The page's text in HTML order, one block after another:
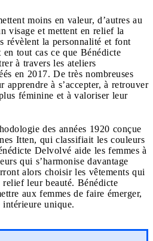
moins en valeur, d’autres au
visage et mettent en relief la
révèlent la personnalité et font
tout cas ce que Bénédicte
à travers les ateliers
en 2017. De très nombreuses
à s’accepter, à retrouver
féminine et à valoriser leur
des années 1920 conçue
Itten, qui classifiait les couleurs
Delvolvé aide les femmes à
qui s’harmonise davantage
alors choisir les vêtements qui
leur beauté. Bénédicte
aux femmes de faire émerger,
unique.